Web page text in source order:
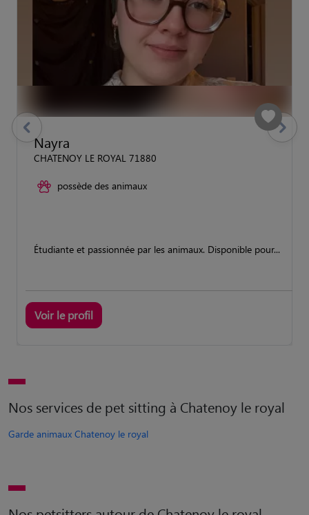
Nayra
CHATENOY LE ROYAL 71880
possède des animaux
Étudiante et passionnée par les animaux. Disponible pour...
Voir le profil
previous Suivant
Nos services de pet sitting à Chatenoy le royal
Garde animaux Chatenoy le royal